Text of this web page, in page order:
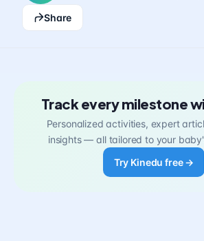
Share
Track every milestone
Personalized activities, expert
insights — all tailored to your
Try Kinedu free →